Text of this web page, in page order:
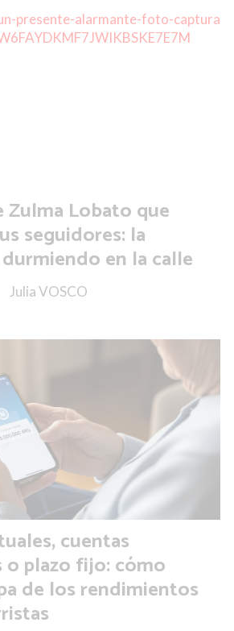
Zulma Lobato que
seguidores: la
en la calle
Julia VOSCO
cuentas
o plazo fijo: cómo
de los rendimientos